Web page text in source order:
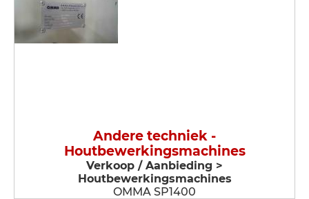
Andere techniek -
Houtbewerkingsmachines
Verkoop / Aanbieding >
Houtbewerkingsmachines
OMMA SP1400